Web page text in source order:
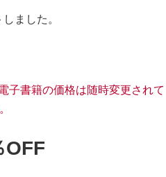
ました。
子書籍の価格は随時変更されて
OFF